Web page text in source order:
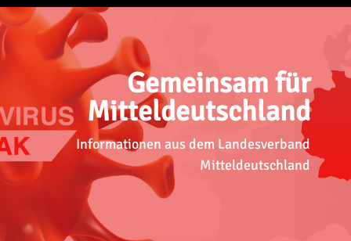
Gemeinsam für
Mitteldeutschland
Informationen aus dem Landesverband
Mitteldeutschland